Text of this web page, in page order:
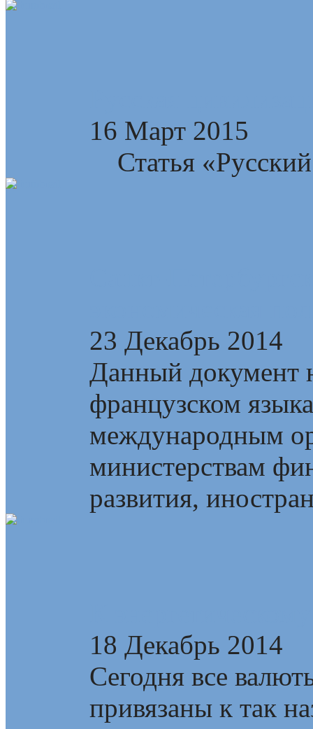
16 Март 2015
Статья
23 Декабрь 2014
Данный документ
французском
международным
министерствам
развития,
18 Декабрь 2014
Сегодня все
привязаны к так